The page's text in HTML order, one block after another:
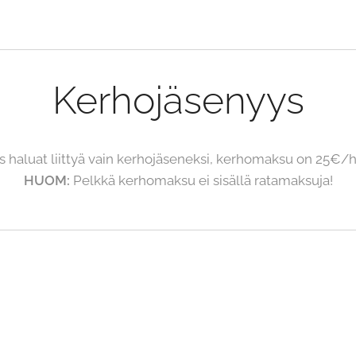
Kerhojäsenyys
haluat liittyä vain kerhojäseneksi, kerhomaksu on 25€/
HUOM: Pelkkä kerhomaksu ei sisällä ratamaksuja!